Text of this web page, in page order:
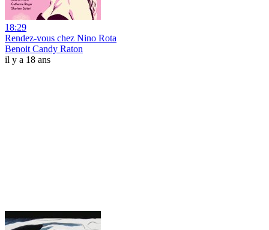
18:29
Rendez-vous chez Nino Rota
Benoit Candy Raton
il y a 18 ans